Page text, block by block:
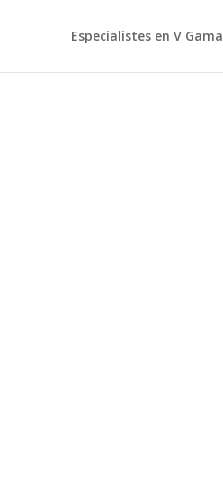
Especialistes en V Gama